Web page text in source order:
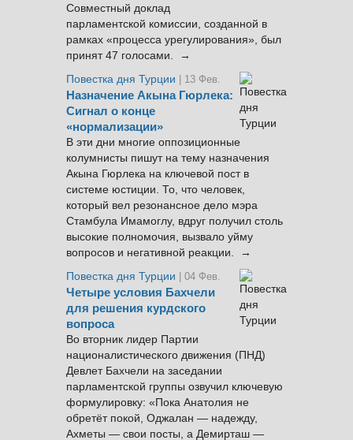
Совместный доклад
парламентской комиссии, созданной в
рамках «процесса урегулирования», был
принят 47 голосами. →
Повестка дня Турции
| 13 Фев.
Назначение Акына Гюрлека:
Сигнал о конце
«нормализации»
В эти дни многие оппозиционные
колумнисты пишут на тему назначения
Акына Гюрлека на ключевой пост в
системе юстиции. То, что человек,
который вел резонансное дело мэра
Стамбула Имамоглу, вдруг получил столь
высокие полномочия, вызвало уйму
вопросов и негативной реакции. →
Повестка дня Турции
| 04 Фев.
Четыре условия Бахчели
для решения курдского
вопроса
Во вторник лидер Партии
националистического движения (ПНД)
Девлет Бахчели на заседании
парламентской группы озвучил ключевую
формулировку: «Пока Анатолия не
обретёт покой, Оджалан — надежду,
Ахметы — свои посты, а Демирташ —